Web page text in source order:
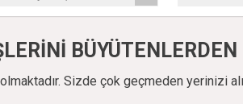
BÜYÜTENLERDEN
Sizde çok geçmeden yerinizi